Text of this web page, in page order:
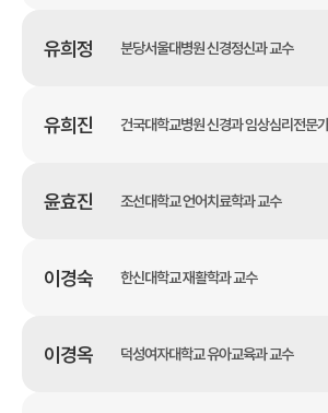
유희정 분당서울대병원 신경정신과 교수
유희진 건국대학교병원 신경과 임상심리전문가
윤효진 조선대학교 언어치료학과 교수
이경숙 한신대학교 재활학과 교수
이경옥 덕성여자대학교 유아교육과 교수